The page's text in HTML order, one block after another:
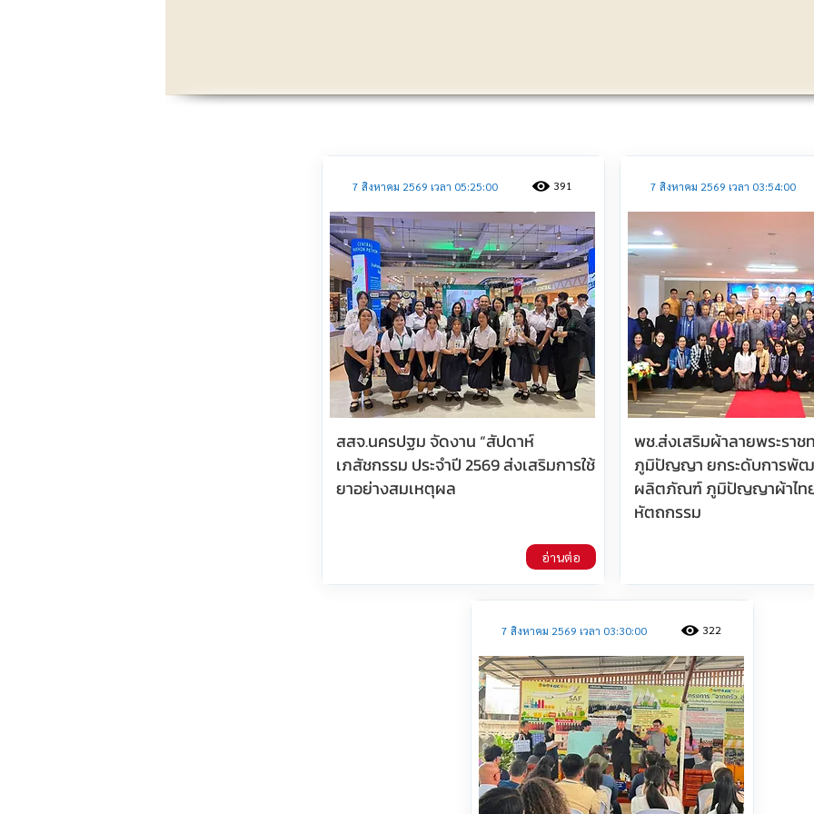
ประชาสัมพันธ์
7 สิงหาคม 2569 เวลา 05:25:00
สสจ.นครปฐม จัดงาน “สัปดาห์
เภสัชกรรม ประจำปี 2569 ส่งเสริมการใช้
ยาอย่างสมเหตุผล
391
อ่านต่อ
7 สิงหาคม 2569 เวลา 03:54:00
พช.ส่งเสริมผ้าลายพระราช
ภูมิปัญญา ยกระดับการพั
ผลิตภัณฑ์ ภูมิปัญญาผ้าไท
หัตถกรรม
7 สิงหาคม 2569 เวลา 03:30:00 322